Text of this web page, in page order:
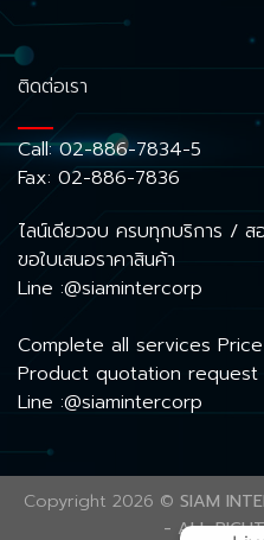
ติดต่อเรา
Call:02-886-7834-5
Fax: 02-886-7836
ไลน์เดียวจบ ครบทุกบริการ / ส
ขอใบเสนอราคาสินค้า
Line :@siamintercorp
Complete all services
Product quotation request
Line :@siamintercorp
Copyright 2026 © SIAM
- ALL